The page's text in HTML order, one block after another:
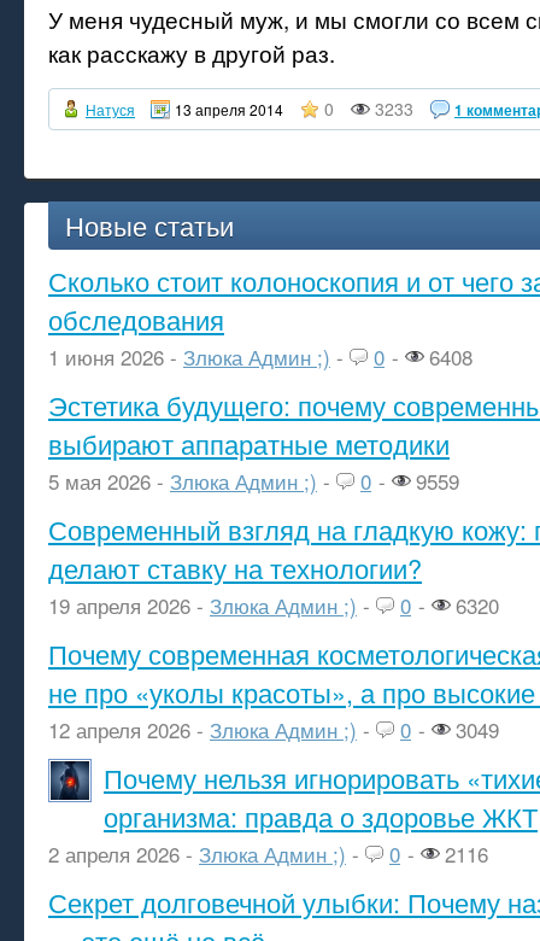
У меня чудесный муж, и мы смогли со всем
как расскажу в другой раз.
Натуся 13 апреля 2014 0 3233 1
Новые статьи
Сколько стоит колоноскопия и от чего
обследования
1 июня 2026 - Злюка Админ ;) - 0 - 6408
Эстетика будущего: почему
выбирают аппаратные методики
5 мая 2026 - Злюка Админ ;) - 0 - 9559
Современный взгляд на гладкую кожу:
делают ставку на технологии?
19 апреля 2026 - Злюка Админ ;) - 0 - 6320
Почему современная
не про «уколы красоты», а про высокие
12 апреля 2026 - Злюка Админ ;) - 0 - 3049
Почему нельзя игнорировать
организма: правда о здоровье ЖКТ
2 апреля 2026 - Злюка Админ ;) - 0 - 2116
Секрет долговечной улыбки: Почему